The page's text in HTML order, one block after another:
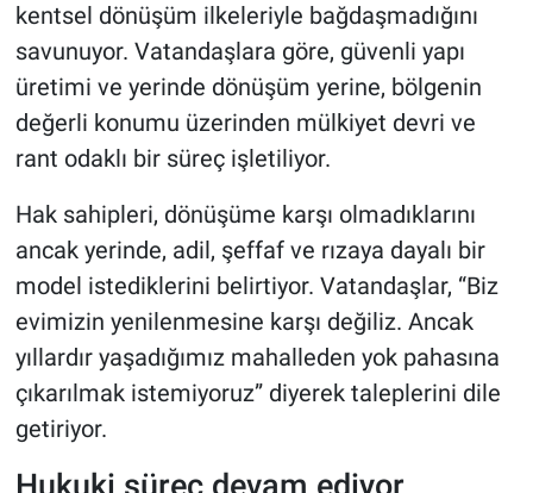
kentsel dönüşüm ilkeleriyle bağdaşmadığını
savunuyor. Vatandaşlara göre, güvenli yapı
üretimi ve yerinde dönüşüm yerine, bölgenin
değerli konumu üzerinden mülkiyet devri ve
rant odaklı bir süreç işletiliyor.
Hak sahipleri, dönüşüme karşı olmadıklarını
ancak yerinde, adil, şeffaf ve rızaya dayalı bir
model istediklerini belirtiyor. Vatandaşlar, “Biz
evimizin yenilenmesine karşı değiliz. Ancak
yıllardır yaşadığımız mahalleden yok pahasına
çıkarılmak istemiyoruz” diyerek taleplerini dile
getiriyor.
Hukuki süreç devam ediyor